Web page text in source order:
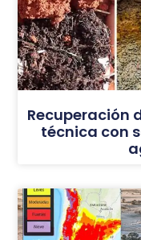
Recuperación
técnica con